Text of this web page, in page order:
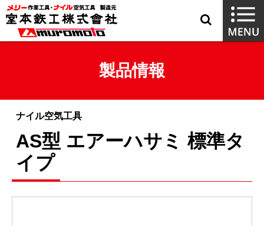
製品情報
ナイル空気工具
AS型 エアーハサミ 標準タ
イプ